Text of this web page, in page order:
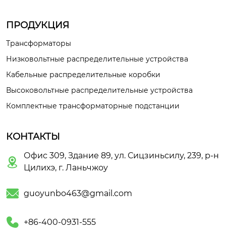
ПРОДУКЦИЯ
Трансформаторы
Низковольтные распределительные устройства
Кабельные распределительные коробки
Высоковольтные распределительные устройства
Комплектные трансформаторные подстанции
КОНТАКТЫ

Офис 309, Здание 89, ул. Сицзиньсилу, 239, р-н
Цилихэ, г. Ланьчжоу
 guoyunbo463@gmail.com
 +86-400-0931-555